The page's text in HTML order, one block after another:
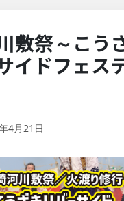
敷祭～こう
イドフェス
4月21日